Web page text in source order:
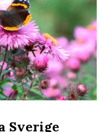
Sverige